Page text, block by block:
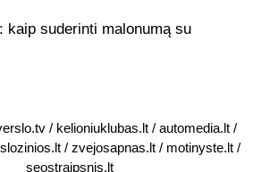
kaip suderinti malonumą su
/ kelioniuklubas.lt/ automedia.lt/
/ zvejosapnas.lt/ motinyste.lt/
seostraipsnis.lt